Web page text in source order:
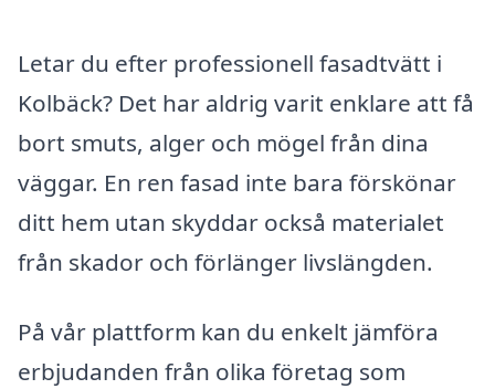
Letar du efter professionell fasadtvätt i
Kolbäck? Det har aldrig varit enklare att få
bort smuts, alger och mögel från dina
väggar. En ren fasad inte bara förskönar
ditt hem utan skyddar också materialet
från skador och förlänger livslängden.
På vår plattform kan du enkelt jämföra
erbjudanden från olika företag som